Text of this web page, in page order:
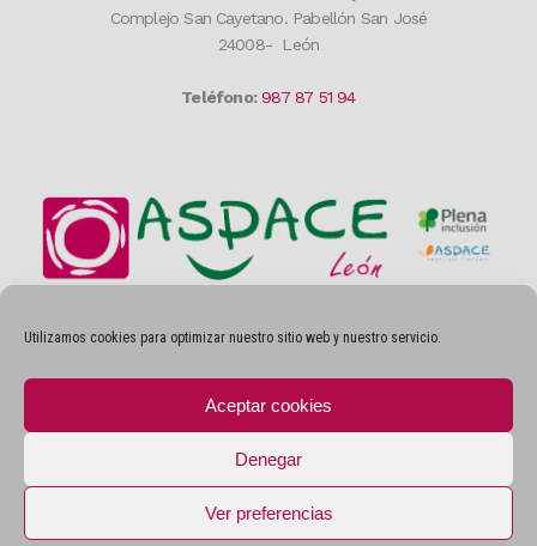
Utilizamos cookies para optimizar nuestro sitio web y nuestro servicio.
Aceptar cookies
Denegar
Ver preferencias
Complejo San Cayetano. Pabellón San José
24008- León
Teléfono: 987 87 51 94
Privacidad
AVISOS LEGALES
POLÍTICA DE PRIVACIDAD